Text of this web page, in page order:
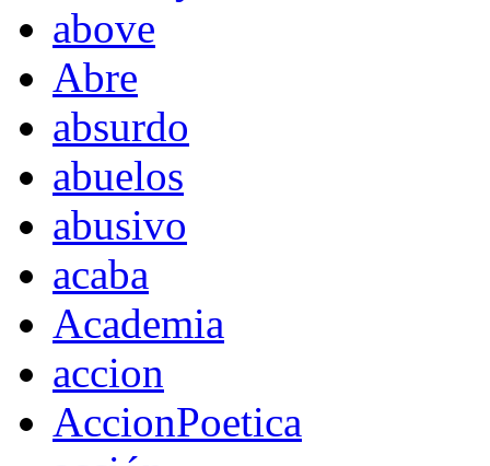
above
Abre
absurdo
abuelos
abusivo
acaba
Academia
accion
AccionPoetica